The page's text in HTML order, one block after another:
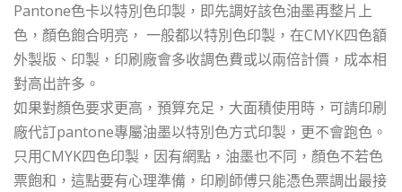
Pantone色卡以特別色印製，即先調好該色油墨再整片上
色，顏色飽合明亮， 一般都以特別色印製，在CMYK四色額
外製版、印製，印刷廠會多收調色費或以兩倍計價，成本相
對高出許多。
如果對顏色要求更高，預算充足，大面積使用時，可請印刷
廠代訂pantone專屬油墨以特別色方式印製，更不會跑色。
只用CMYK四色印製，因有網點，油墨也不同，顏色不若色
票飽和，這點要有心理準備，印刷師傅只能憑色票調出最接